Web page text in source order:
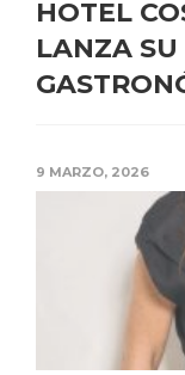
HOTEL
LANZA SU
9 MARZO, 2026